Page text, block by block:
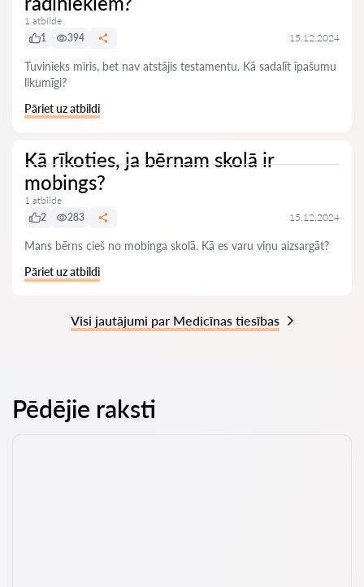
1 atbilde
1
394 15.12.2024
Tuvinieks miris, bet nav atstājis testamentu. Kā sadalīt īpašumu
likumīgi?
Pāriet uz atbildi
Kā rīkoties, ja bērnam skolā ir
mobings?
1 atbilde
2
283 15.12.2024
Mans bērns cieš no mobinga skolā. Kā es varu viņu aizsargāt?
Pāriet uz atbildi
Visi jautājumi par Medicīnas tiesības
Pēdējie raksti